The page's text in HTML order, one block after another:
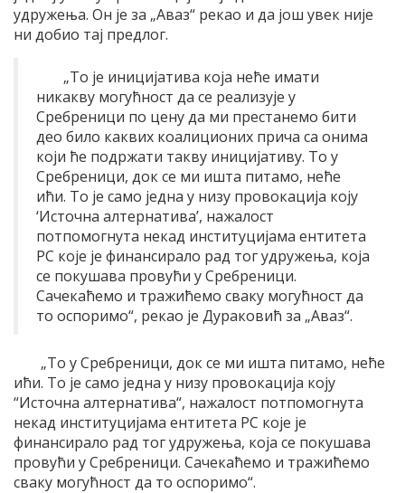
удружења. Он је за „Аваз“ рекао и да још увек није
ни добио тај предлог.
„То је иницијатива која неће имати
никакву могућност да се реализује у
Сребреници по цену да ми престанемо бити
део било каквих коалиционих прича са онима
који ће подржати такву иницијативу. То у
Сребреници, док се ми ишта питамо, неће
ићи. То је само једна у низу провокација коју
‘Источна алтернатива’, нажалост
потпомогнута некад институцијама ентитета
РС које је финансирало рад тог удружења, која
се покушава провући у Сребреници.
Сачекаћемо и тражићемо сваку могућност да
то оспоримо“, рекао је Дураковић за „Аваз“.
„То у Сребреници, док се ми ишта питамо, неће
ићи. То је само једна у низу провокација коју
“Источна алтернатива“, нажалост потпомогнута
некад институцијама ентитета РС које је
финансирало рад тог удружења, која се покушава
провући у Сребреници. Сачекаћемо и тражићемо
сваку могућност да то оспоримо“.